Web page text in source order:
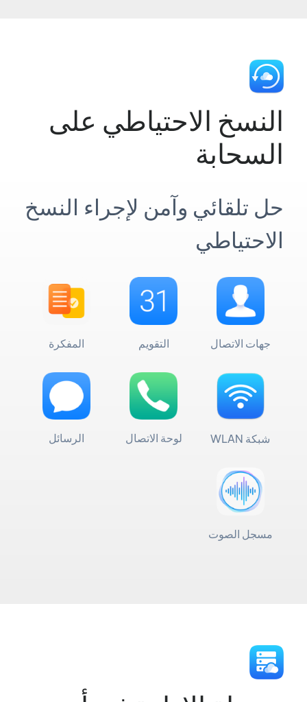
النسخ الاحتياطي على
السحابة
حل تلقائي وآمن لإجراء النسخ
الاحتياطي
جهات الاتصال التقويم المفكرة
شبكة WLAN لوحة الاتصال الرسائل
مسجل الصوت